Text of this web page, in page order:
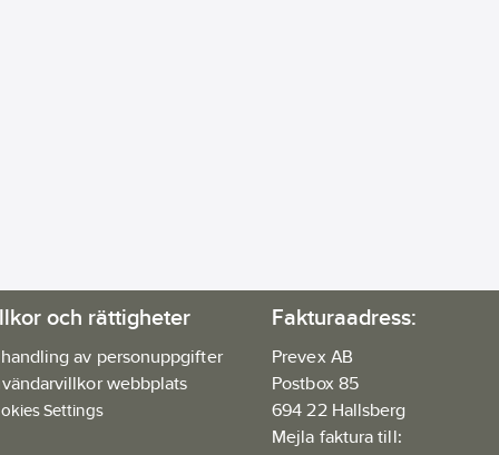
och rättigheter
av personuppgifter
webbplats
Settings
Fakturaadress:
Prevex AB
Postbox 85
694 22 Hallsberg
Mejla faktura till: